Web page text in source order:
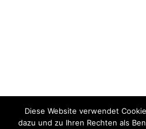
Diese Website verwendet
dazu und zu Ihren Rechten als